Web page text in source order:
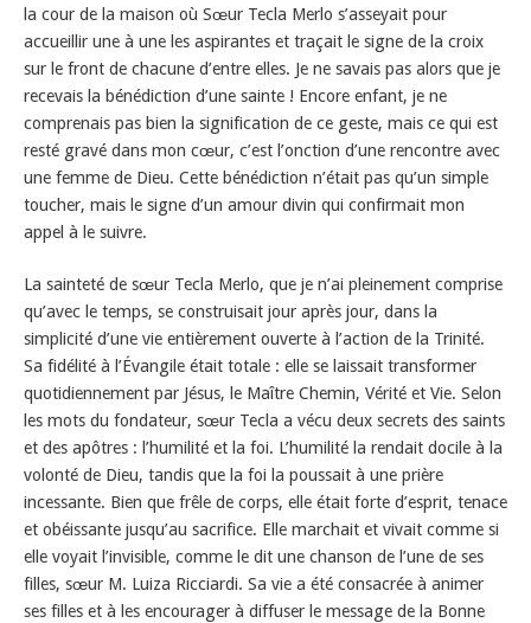
la cour de la maison où Sœur Tecla Merlo s’asseyait pour
accueillir une à une les aspirantes et traçait le signe de la croix
sur le front de chacune d’entre elles. Je ne savais pas alors que je
recevais la bénédiction d’une sainte ! Encore enfant, je ne
comprenais pas bien la signification de ce geste, mais ce qui est
resté gravé dans mon cœur, c’est l’onction d’une rencontre avec
une femme de Dieu. Cette bénédiction n’était pas qu’un simple
toucher, mais le signe d’un amour divin qui confirmait mon
appel à le suivre.
La sainteté de sœur Tecla Merlo, que je n’ai pleinement comprise
qu’avec le temps, se construisait jour après jour, dans la
simplicité d’une vie entièrement ouverte à l’action de la Trinité.
Sa fidélité à l’Évangile était totale : elle se laissait transformer
quotidiennement par Jésus, le Maître Chemin, Vérité et Vie. Selon
les mots du fondateur, sœur Tecla a vécu deux secrets des saints
et des apôtres : l’humilité et la foi. L’humilité la rendait docile à la
volonté de Dieu, tandis que la foi la poussait à une prière
incessante. Bien que frêle de corps, elle était forte d’esprit, tenace
et obéissante jusqu’au sacrifice. Elle marchait et vivait comme si
elle voyait l’invisible, comme le dit une chanson de l’une de ses
filles, sœur M. Luiza Ricciardi. Sa vie a été consacrée à animer
ses filles et à les encourager à diffuser le message de la Bonne